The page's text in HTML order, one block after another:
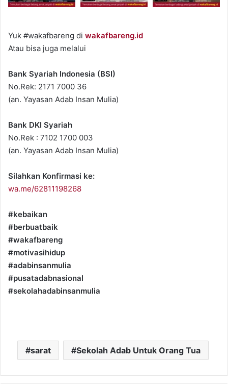
Yuk #wakafbareng di wakafbareng.id
Atau bisa juga melalui
Bank Syariah Indonesia (BSI)
No.Rek: 2171 7000 36
(an. Yayasan Adab Insan Mulia)
Bank DKI Syariah
No.Rek : 7102 1700 003
(an. Yayasan Adab Insan Mulia)
Silahkan Konfirmasi ke:
wa.me/62811198268
#kebaikan
#berbuatbaik
#wakafbareng
#motivasihidup
#adabinsanmulia
#pusatadabnasional
#sekolahadabinsanmulia
sarat Sekolah Adab Untuk Orang Tua